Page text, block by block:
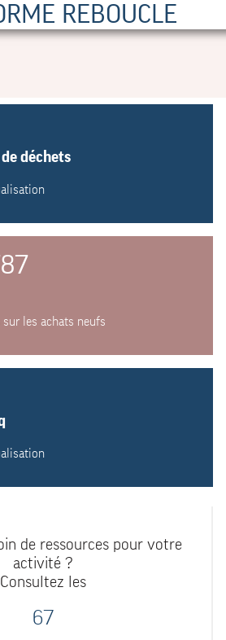
REBOUCLE
déchets
les achats neufs
de ressources pour votre
activité ?
Consultez les
67